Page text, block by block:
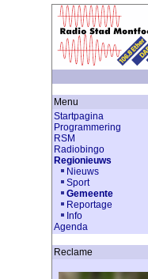
Menu
Startpagina
Programmering
RSM
Radiobingo
Regionieuws
Nieuws
Sport
Gemeente
Reportage
Info
Agenda
Reclame